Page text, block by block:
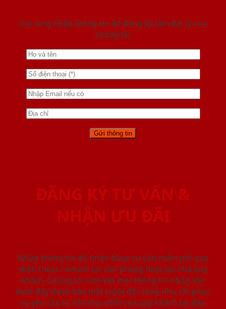
Vui lòng nhập thông tin để đăng ký làm đại lý của
chúng tôi
ĐĂNG KÝ TƯ VẤN &
NHẬN ƯU ĐÃI
Nhập thông tin để nhận được tư vấn miễn phí qua
điện thoại / email/ tại văn phòng hoặc tại nhà quý
khách. Chúng tôi cam kết mọi thông tin nhập vào
dưới đây được bảo mật tuyệt đối cũng như chỉ phục
vụ yêu cầu tư vấn duy nhất của quý khách tại đây.